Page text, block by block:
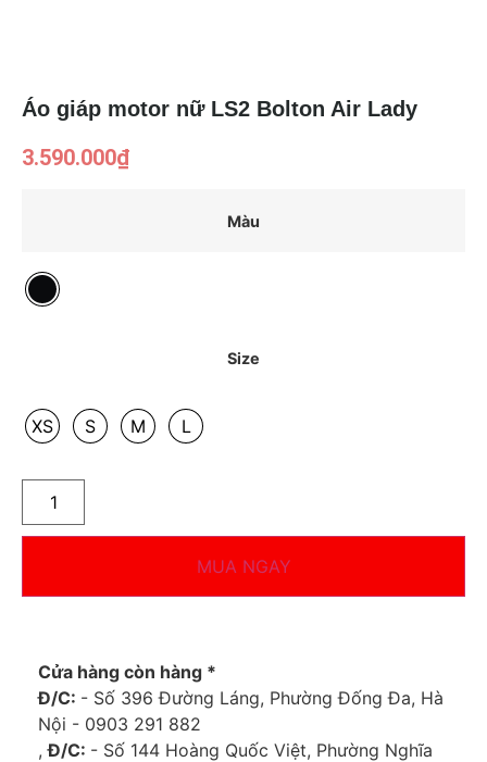
Áo giáp motor nữ LS2 Bolton Air Lady
3.590.000₫
Màu
Size
XS S M L
MUA NGAY
Cửa hàng còn hàng *
Đ/C: - Số 396 Đường Láng, Phường Đống Đa, Hà
Nội - 0903 291 882
,Đ/C: - Số 144 Hoàng Quốc Việt, Phường Nghĩa